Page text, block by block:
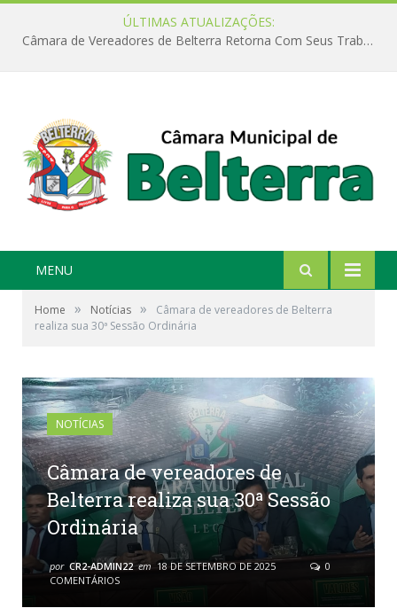
ÚLTIMAS ATUALIZAÇÕES:
Câmara de Vereadores de Belterra Retorna Com Seus Trabalhos Legislativos
MENU
Home » Notícias »
Câmara de vereadores de Belterra
realiza sua 30ª Sessão Ordinária
NOTÍCIAS
Câmara de vereadores de
Belterra realiza sua 30ª Sessão
Ordinária
por CR2-ADMIN22 em 18 DE SETEMBRO DE 2025
0
COMENTÁRIOS